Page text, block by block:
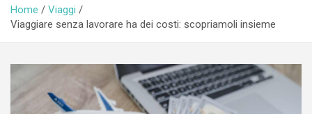
Home
Viaggi
Viaggiare senza lavorare ha dei costi: scopriamoli insieme